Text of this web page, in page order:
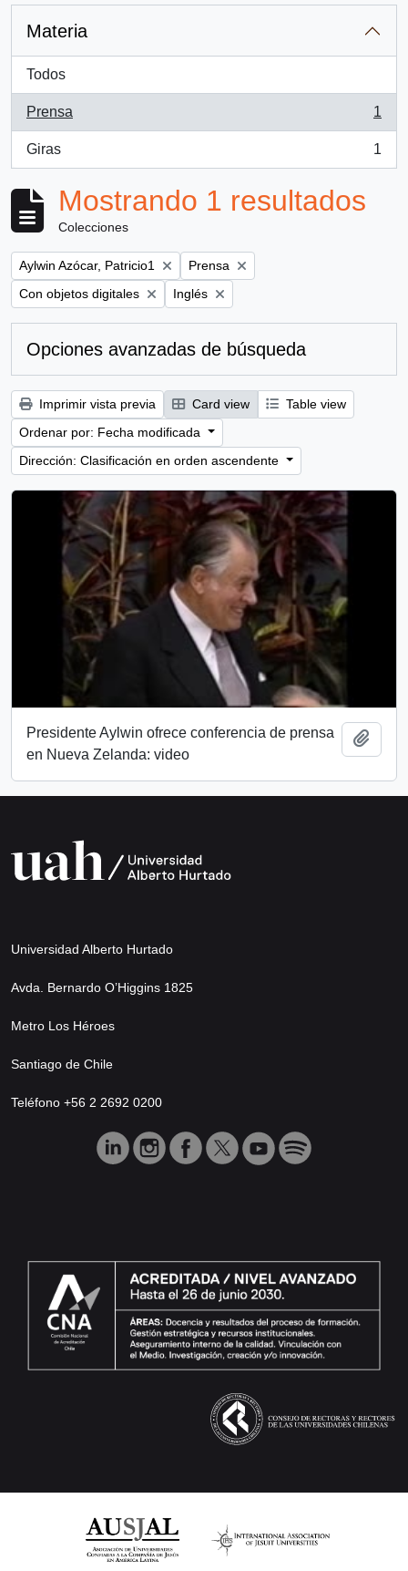
Materia
Todos
Prensa
, 1 resultados
1
Giras
, 1 resultados
1
Mostrando 1 resultados
Colecciones
Remove filter:
Aylwin Azócar, Patricio1 Remove filter:
Prensa
Remove filter:
Con objetos digitales Remove filter:
Inglés
Opciones avanzadas de búsqueda
Imprimir vista previa Card view
Table view
Ordenar por: Fecha modificada
Dirección: Clasificación en orden ascendente
Presidente Aylwin ofrece conferencia de prensa
en Nueva Zelanda: video
Universidad Alberto Hurtado
Avda. Bernardo O’Higgins 1825
Metro Los Héroes
Santiago de Chile
Teléfono +56 2 2692 0200